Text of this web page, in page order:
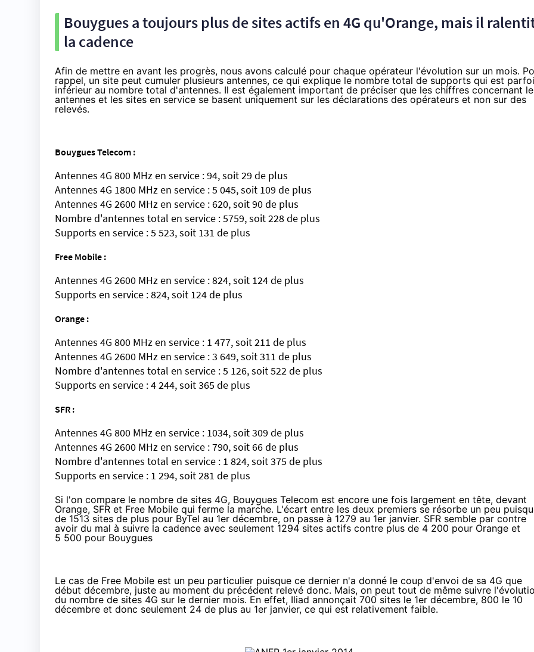
Bouygues a toujours plus de sites actifs en 4G qu'Orange, mais il
la cadence
Afin de mettre en avant les progrès, nous avons calculé pour chaque opérateur l'évolution sur un mois.
rappel, un site peut cumuler plusieurs antennes, ce qui explique le nombre total de supports qui est
inférieur au nombre total d'antennes. Il est également important de préciser que les chiffres concernant
antennes et les sites en service se basent uniquement sur les déclarations des opérateurs et non sur des
relevés.
Bouygues Telecom :
Antennes 4G 800 MHz en service : 94, soit 29 de plus
Antennes 4G 1800 MHz en service : 5 045, soit 109 de plus
Antennes 4G 2600 MHz en service : 620, soit 90 de plus
Nombre d'antennes total en service : 5759, soit 228 de plus
Supports en service : 5 523, soit 131 de plus
Free Mobile :
Antennes 4G 2600 MHz en service : 824, soit 124 de plus
Supports en service : 824, soit 124 de plus
Orange :
Antennes 4G 800 MHz en service : 1 477, soit 211 de plus
Antennes 4G 2600 MHz en service : 3 649, soit 311 de plus
Nombre d'antennes total en service : 5 126, soit 522 de plus
Supports en service : 4 244, soit 365 de plus
SFR :
Antennes 4G 800 MHz en service : 1034, soit 309 de plus
Antennes 4G 2600 MHz en service : 790, soit 66 de plus
Nombre d'antennes total en service : 1 824, soit 375 de plus
Supports en service : 1 294, soit 281 de plus
Si l'on compare le nombre de sites 4G, Bouygues Telecom est encore une fois largement en tête, devant
Orange, SFR et Free Mobile qui ferme la marche. L'écart entre les deux premiers se résorbe un peu
de 1513 sites de plus pour ByTel au 1er décembre, on passe à 1279 au 1er janvier. SFR semble par contre
avoir du mal à suivre la cadence avec seulement 1294 sites actifs contre plus de 4 200 pour Orange et
5 500 pour Bouygues
Le cas de Free Mobile est un peu particulier puisque ce dernier n'a donné le coup d'envoi de sa 4G que
début décembre, juste au moment du précédent relevé donc. Mais, on peut tout de même suivre
du nombre de sites 4G sur le dernier mois. En effet, Iliad annonçait 700 sites le 1er décembre, 800 le 10
décembre et donc seulement 24 de plus au 1er janvier, ce qui est relativement faible.